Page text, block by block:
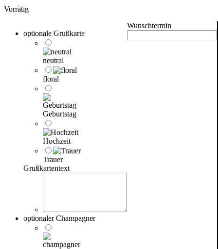
Vorrätig
optionale Grußkarte
neutral
floral
Geburtstag
Hochzeit
Trauer
Grußkartentext
optionaler Champagner
Wunschtermin